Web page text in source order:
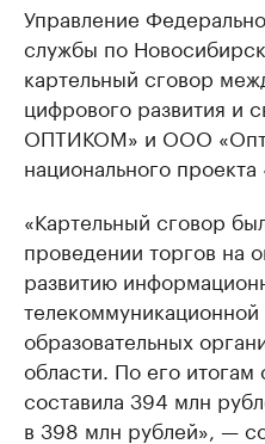
Управление
службы по
картельный сговор
цифрового развития и
ОПТИКОМ» и ООО
национального
«Картельный сговор
проведении торгов на
развитию
образовательных
области. По его итогам
составила 394 млн
в 398 млн рублей», —